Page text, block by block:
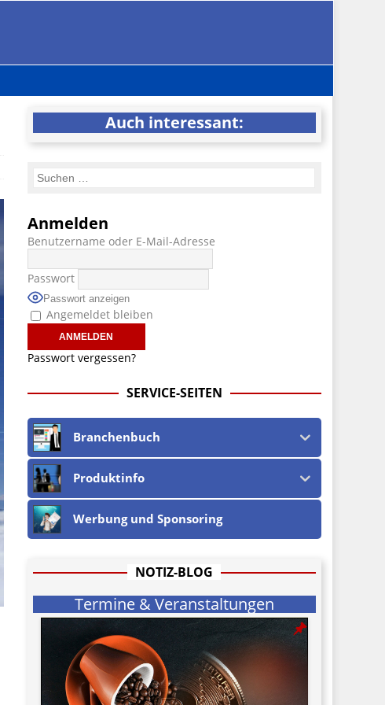
Auch interessant:
Anmelden
Benutzername oder E-Mail-Adresse
Passwort
Passwort anzeigen
Angemeldet bleiben
Passwort vergessen?
SERVICE-SEITEN
Branchenbuch
Produktinfo
Werbung und Sponsoring
NOTIZ-BLOG
Termine & Veranstaltungen